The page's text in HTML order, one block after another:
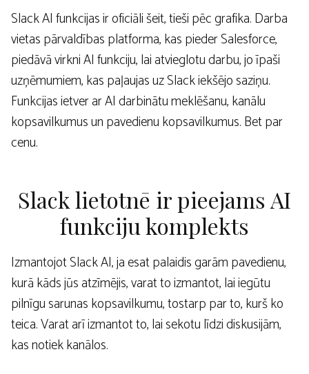
Slack AI funkcijas ir oficiāli šeit, tieši pēc grafika. Darba
vietas pārvaldības platforma, kas pieder Salesforce,
piedāvā virkni AI funkciju, lai atvieglotu darbu, jo īpaši
uzņēmumiem, kas paļaujas uz Slack iekšējo saziņu.
Funkcijas ietver ar AI darbinātu meklēšanu, kanālu
kopsavilkumus un pavedienu kopsavilkumus. Bet par
cenu.
Slack lietotnē ir pieejams AI
funkciju komplekts
Izmantojot Slack AI, ja esat palaidis garām pavedienu,
kurā kāds jūs atzīmējis, varat to izmantot, lai iegūtu
pilnīgu sarunas kopsavilkumu, tostarp par to, kurš ko
teica. Varat arī izmantot to, lai sekotu līdzi diskusijām,
kas notiek kanālos.